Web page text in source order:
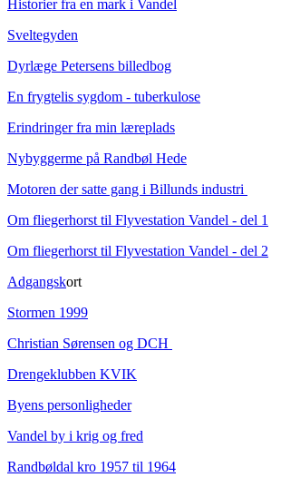
Historier fra en mark i Vandel
Sveltegyden
Dyrlæge Petersens billedbog
En frygtelis sygdom - tuberkulose
Erindringer fra min læreplads
Nybyggerme på Randbøl Hede
Motoren der satte gang i Billunds industri
Om fliegerhorst til Flyvestation Vandel - del 1
Om fliegerhorst til Flyvestation Vandel - del 2
Adgangskort
Stormen 1999
Christian Sørensen og DCH
Drengeklubben KVIK
Byens personligheder
Vandel by i krig og fred
Randbøldal kro 1957 til 1964